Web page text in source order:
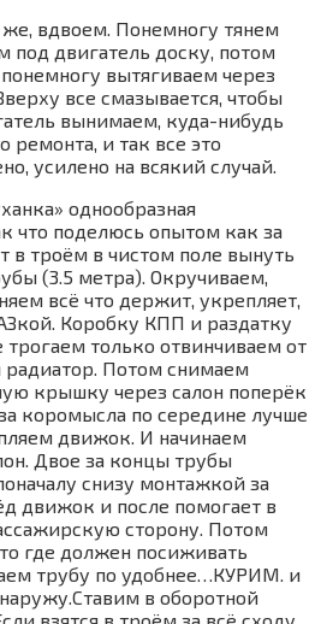
вдвоем. Понемногу тянем
под двигатель доску, потом
вытягиваем через
все смазывается, чтобы
вынимаем, куда-нибудь
ремонта, и так все это
усилено на всякий случай.
однообразная
что поделюсь опытом как за
в троём в чистом поле вынуть
(3.5 метра). Окручиваем,
всё что держит, укрепляет,
Коробку КПП и раздатку
трогаем только отвинчиваем от
радиатор. Потом снимаем
крышку через салон поперёк
коромысла по середине лучше
движок. И начинаем
Двое за концы трубы
снизу монтажкой за
движок и после помогает в
сторону. Потом
где должен посиживать
трубу по удобнее…КУРИМ. и
в оборотной